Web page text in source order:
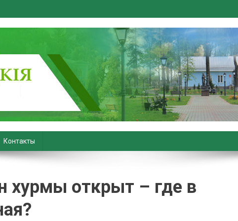
Новости Хойник.
Контакты
хурмы открыт – где в